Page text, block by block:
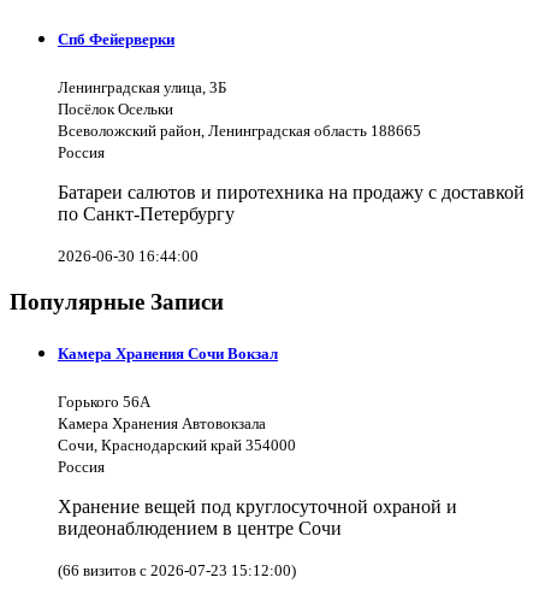
Спб Фейерверки
Ленинградская улица, 3Б
Посёлок Осельки
Всеволожский район, Ленинградская область 188665
Россия
Батареи салютов и пиротехника на продажу с доставкой
по Санкт-Петербургу
2026-06-30 16:44:00
Популярные Записи
Камера Хранения Сочи Вокзал
Горького 56А
Камера Хранения Автовокзала
Сочи, Краснодарский край 354000
Россия
Хранение вещей под круглосуточной охраной и
видеонаблюдением в центре Сочи
(66 визитов с 2026-07-23 15:12:00)